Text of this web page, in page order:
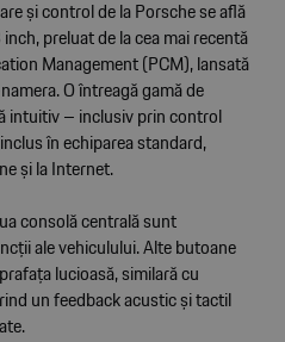
și control de la Porsche se află
preluat de la cea mai recentă
Management (PCM), lansată
O întreagă gamă de
intuitiv – inclusiv prin control
în echiparea standard,
și la Internet.
consolă centrală sunt
ale vehiculului. Alte butoane
lucioasă, similară cu
un feedback acustic și tactil